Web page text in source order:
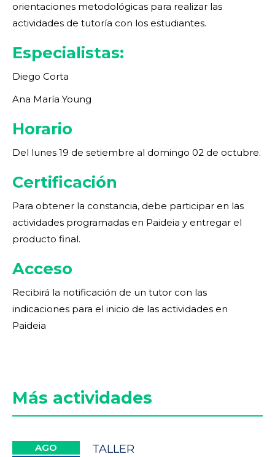
orientaciones metodológicas para realizar las
actividades de tutoría con los estudiantes.
Especialistas:
Diego Corta
Ana María Young
Horario
Del lunes 19 de setiembre al domingo 02 de octubre.
Certificación
Para obtener la constancia, debe participar en las
actividades programadas en Paideia y entregar el
producto final.
Acceso
Recibirá la notificación de un tutor con las
indicaciones para el inicio de las actividades en
Paideia
Más actividades
AGO TALLER